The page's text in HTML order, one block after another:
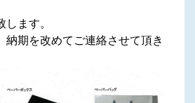
ます。
納期を改めてご連絡させて頂き